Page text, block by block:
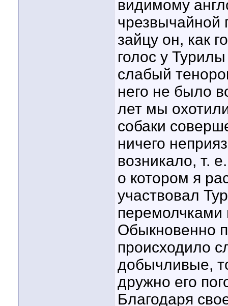
видимому
чрезвычайной
зайцу он, как
голос у
слабый
него не было
лет мы
собаки
ничего
возникало, т.
о котором я
участвовал
перемолчками
Обыкновенно
происходило
добычливые,
дружно его
Благодаря